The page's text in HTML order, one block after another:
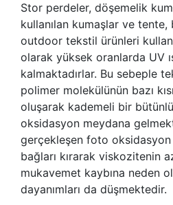
Stor perdeler, döşemelik
kullanılan kumaşlar ve tente,
outdoor tekstil ürünleri
olarak yüksek oranlarda UV
kalmaktadırlar. Bu sebeple
polimer molekülünün bazı
oluşarak kademeli bir
oksidasyon meydana
gerçekleşen foto oksidasyon
bağları kırarak viskozitenin
mukavemet kaybına neden
dayanımları da düşmektedir.